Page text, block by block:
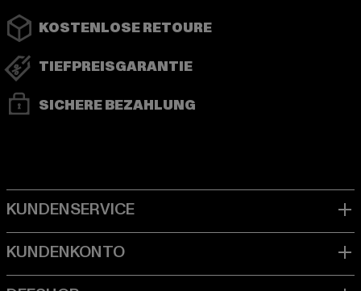
KOSTENLOSE RETOURE
TIEFPREISGARANTIE
SICHERE BEZAHLUNG